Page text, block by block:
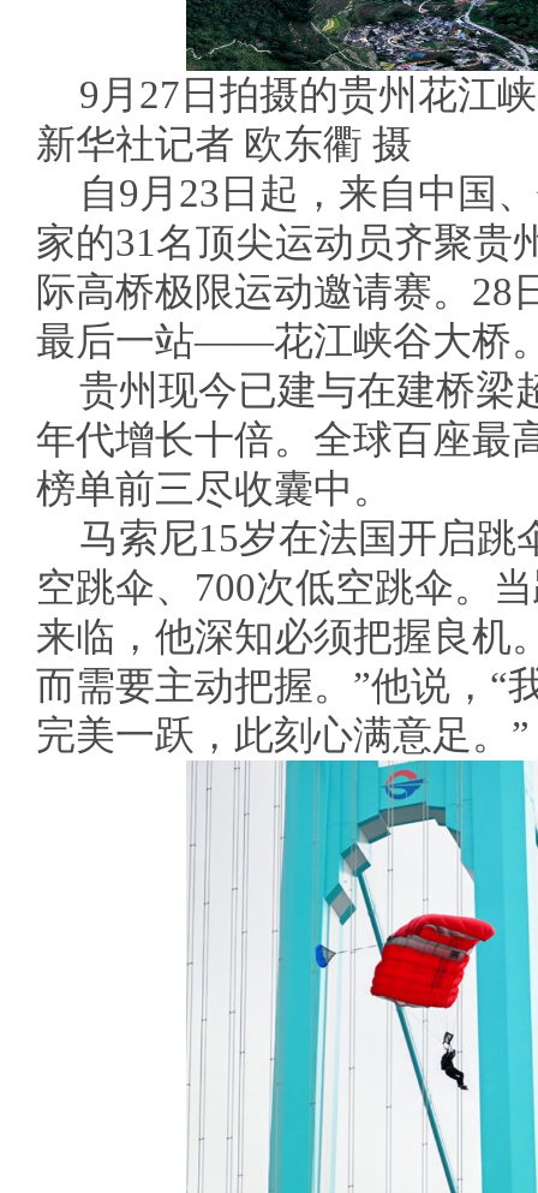
9月27日拍摄的贵州花江
新华社记者 欧东衢 摄
自9月23日起，来自中国
家的31名顶尖运动员齐聚贵
际高桥极限运动邀请赛。28
最后一站——花江峡谷大桥
贵州现今已建与在建桥梁
年代增长十倍。全球百座最
榜单前三尽收囊中。
马索尼15岁在法国开启跳
空跳伞、700次低空跳伞。
来临，他深知必须把握良机
而需要主动把握。”他说，“
完美一跃，此刻心满意足。”